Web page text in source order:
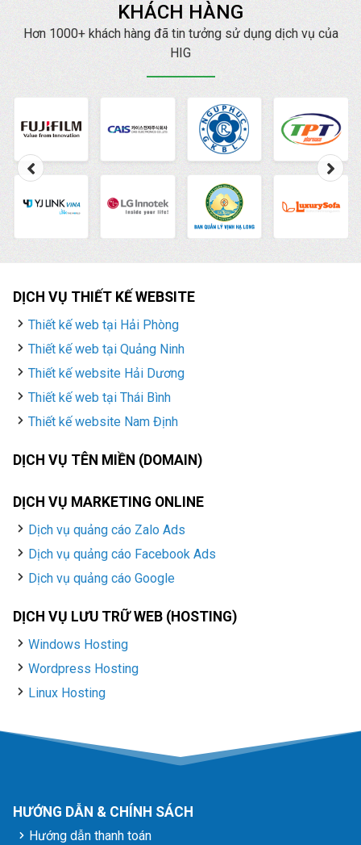
mang đến cho bạn
những lợi ích tuyệt vời
nghiệp, uy tín hàng đầu.
KHÁCH HÀNG
Hơn 1000+ khách hàng đã tin tưởng sử dụng dịch vụ của
HIG
DỊCH VỤ THIẾT KẾ WEBSITE
Thiết kế web tại Hải Phòng
Thiết kế web tại Quảng Ninh
Thiết kế website Hải Dương
Thiết kế web tại Thái Bình
Thiết kế website Nam Định
DỊCH VỤ TÊN MIỀN (DOMAIN)
DỊCH VỤ MARKETING ONLINE
Dịch vụ quảng cáo Zalo Ads
Dịch vụ quảng cáo Facebook Ads
Dịch vụ quảng cáo Google
DỊCH VỤ LƯU TRỮ WEB (HOSTING)
Windows Hosting
Wordpress Hosting
Linux Hosting
HƯỚNG DẪN & CHÍNH SÁCH
Hướng dẫn thanh toán